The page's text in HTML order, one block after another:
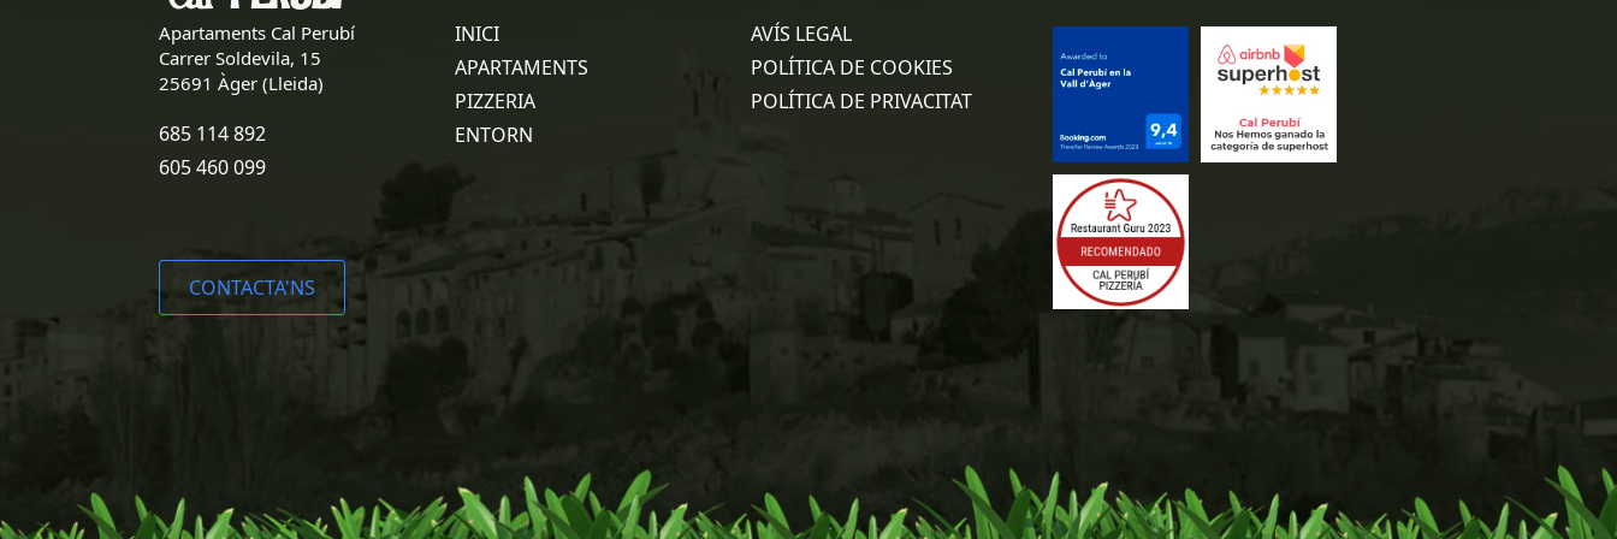
Apartaments Cal Perubí
Carrer Soldevila, 15
25691 Àger (Lleida)
685 114 892
605 460 099
CONTACTA'NS
INICI
APARTAMENTS
PIZZERIA
ENTORN
AVÍS LEGAL
POLÍTICA DE COOKIES
POLÍTICA DE PRIVACITAT